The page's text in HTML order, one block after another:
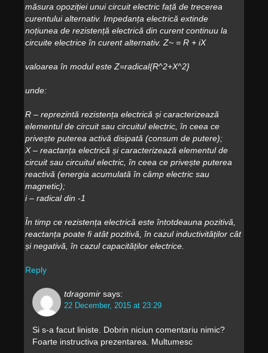
măsura opoziției unui circuit electric față de trecerea
curentului alternativ. Impedanța electrică extinde
noțiunea de rezistență electrică din curent continuu la
circuite electrice în curent alternativ. Z~ = R + iX
valoarea în modul este Z=radical{R^2+X^2}
unde:
R – reprezintă rezistența electrică și caracterizează
elementul de circuit sau circuitul electric, în ceea ce
privește puterea activă disipată (consum de putere);
X – reactanța electrică și caracterizează elementul de
circuit sau circuitul electric, în ceea ce privește puterea
reactivă (energia acumulată în câmp electric sau
magnetic);
i – radical din -1
În timp ce rezistența electrică este întotdeauna pozitivă,
reactanța poate fi atât pozitivă, în cazul inductivităților cât
și negativă, în cazul capacităților electrice.
Reply
tdragomir says:
22 December, 2015 at 23:29
Si s-a facut liniste. Dobrin niciun comentariu nimic?
Foarte instructiva prezentarea. Multumesc